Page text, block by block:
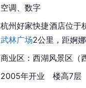
空调、数字
杭州好家快捷酒店位于
武林广场2公里，距婀
商业区： 西湖风景区
2005年开业　楼高7层